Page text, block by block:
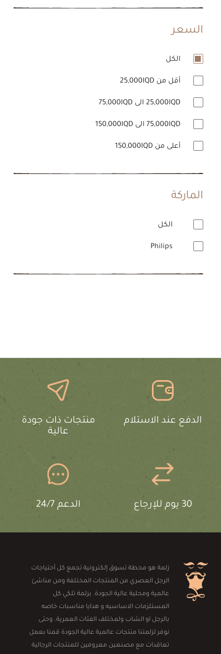
السعر
الكل
أقل من 25,000IQD
أعلى من 150,000IQD
الماركة
الكل
منتجات ذات جودة
عالية
الدفع عند الاستلام
الدعم 24/7 30 يوم للإرجاع
زلمة هو محطة تسوق إلكترونية تجمع كل أحتياجات
الرجل العصري من المنتجات المختلفة ومن مناشئ
عالمية ومحلية عالية الجودة. بزلمة تلكي كل
المستلزمات الاساسيه و هدايا مناسبات خاصه
بالرجل او الشاب ولمختلف الفئات العمرية. وحتى
نوفر لزلمتنا منتجات عالمية عالية الجودة قمنا بعمل
تعاقدات مع مصنعين معروفين للمنتجات الرجالية